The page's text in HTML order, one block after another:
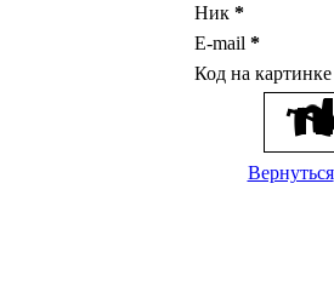
Ник *
E-mail *
Код на
Вернуться